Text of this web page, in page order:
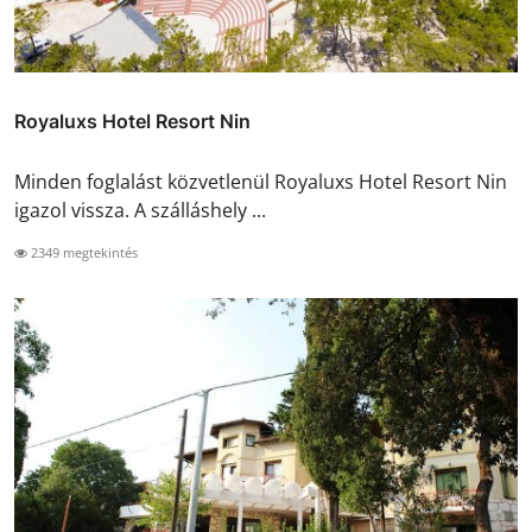
Royaluxs Hotel Resort Nin
Minden foglalást közvetlenül Royaluxs Hotel Resort Nin
igazol vissza. A szálláshely ...
2349 megtekintés